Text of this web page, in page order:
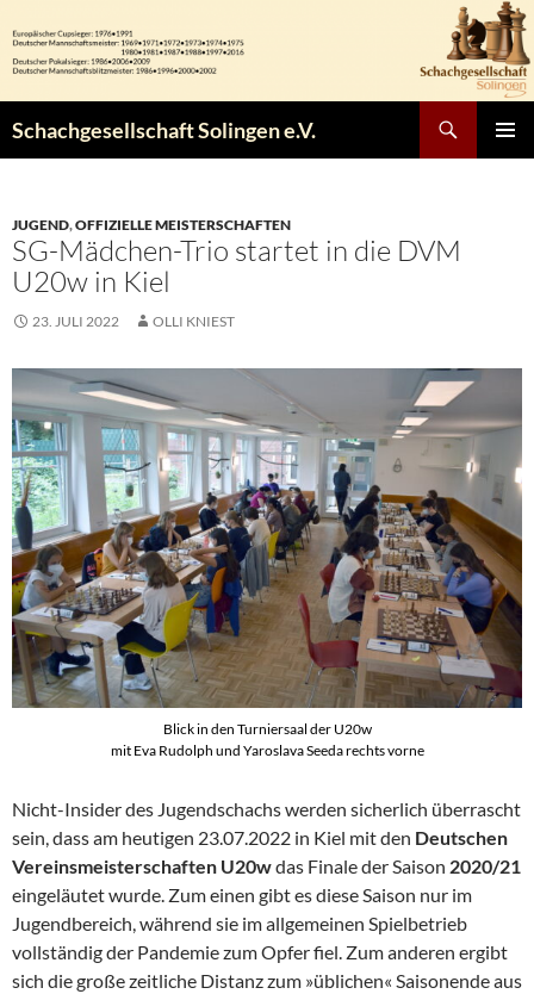
Inhalt
springen
Schachgesellschaft Solingen e.V.
JUGEND,OFFIZIELLE MEISTERSCHAFTEN
SG-Mädchen-Trio startet in die DVM
U20w in Kiel
23. JULI 2022 OLLI KNIEST
Blick in den Turniersaal der U20w
mit Eva Rudolph und Yaroslava Seeda rechts vorne
Nicht-Insider des Jugendschachs werden sicherlich überrascht
sein, dass am heutigen 23.07.2022 in Kiel mit den Deutschen
Vereinsmeisterschaften U20wdas Finale der Saison 2020/21
eingeläutet wurde. Zum einen gibt es diese Saison nur im
Jugendbereich, während sie im allgemeinen Spielbetrieb
vollständig der Pandemie zum Opfer fiel. Zum anderen ergibt
sich die große zeitliche Distanz zum »üblichen« Saisonende aus